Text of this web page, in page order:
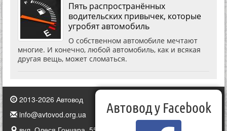
Пять распространённых
водительских привычек, которые
угробят автомобиль
О собственном автомобиле мечтают
многие. И конечно, любой автомобиль, как и всякая
другая вещь, может сломаться.
2013-2026 Автовод
info@avtovod.org.ua
Автовод у Facebook